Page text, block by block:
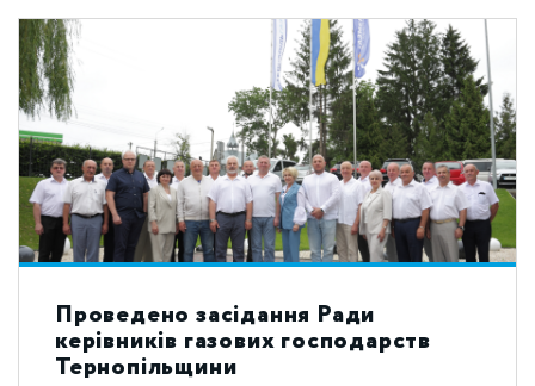
Проведено засідання Ради
керівників газових господарств
Тернопільщини